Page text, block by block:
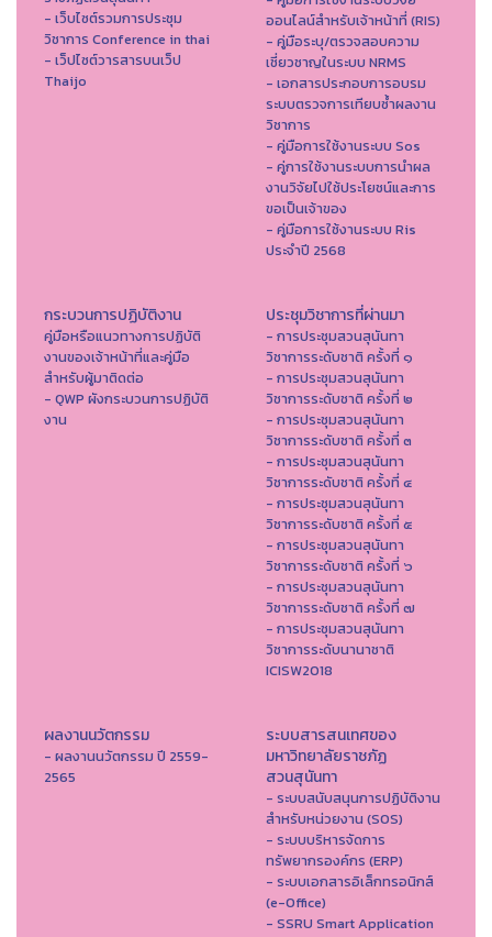
- เว็บไซต์รวมการประชุม
วิชาการ Conference in thai
- เว็ปไซต์วารสารบนเว็ป
Thaijo
ออนไลน์สำหรับเจ้าหน้าที่ (RIS)
- คู่มือระบุ/ตรวจสอบความ
เชี่ยวชาญในระบบ NRMS
- เอกสารประกอบการอบรม
ระบบตรวจการเทียบซ้ำผลงาน
วิชาการ
- คู่มือการใช้งานระบบ Sos
- คู่การใช้งานระบบการนำผล
งานวิจัยไปใช้ประโยชน์และการ
ขอเป็นเจ้าของ
- คู่มือการใช้งานระบบ Ris
ประจำปี 2568
กระบวนการปฏิบัติงาน
คู่มือหรือแนวทางการปฏิบัติ
งานของเจ้าหน้าที่และคู่มือ
สำหรับผู้มาติดต่อ
- QWP ผังกระบวนการปฏิบัติ
งาน
ประชุมวิชาการที่ผ่านมา
- การประชุมสวนสุนันทา
วิชาการระดับชาติ ครั้งที่ ๑
- การประชุมสวนสุนันทา
วิชาการระดับชาติ ครั้งที่ ๒
- การประชุมสวนสุนันทา
วิชาการระดับชาติ ครั้งที่ ๓
- การประชุมสวนสุนันทา
วิชาการระดับชาติ ครั้งที่ ๔
- การประชุมสวนสุนันทา
วิชาการระดับชาติ ครั้งที่ ๕
- การประชุมสวนสุนันทา
วิชาการระดับชาติ ครั้งที่ ๖
- การประชุมสวนสุนันทา
วิชาการระดับชาติ ครั้งที่ ๗
- การประชุมสวนสุนันทา
วิชาการระดับนานาชาติ
ICISW2018
ผลงานนวัตกรรม
- ผลงานนวัตกรรม ปี 2559-
2565
ระบบสารสนเทศของ
มหาวิทยาลัยราชภัฏ
สวนสุนันทา
- ระบบสนับสนุนการปฏิบัติงาน
สำหรับหน่วยงาน (SOS)
- ระบบบริหารจัดการ
ทรัพยากรองค์กร (ERP)
- ระบบเอกสารอิเล็กทรอนิกส์
(e-Office)
- SSRU Smart Application